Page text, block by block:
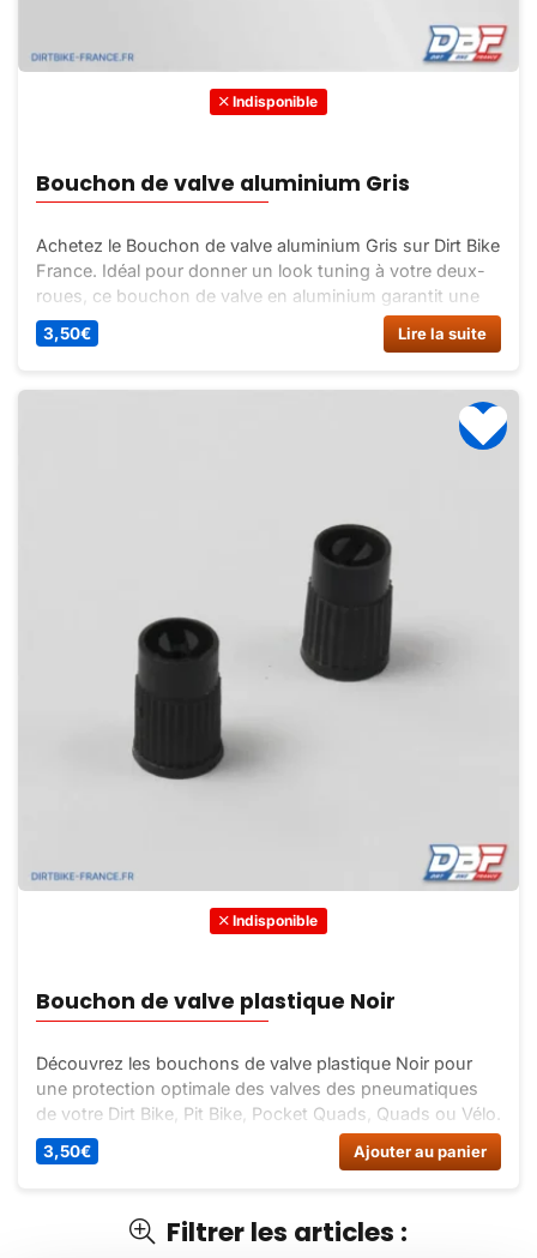
Filtrer les articles :
Indisponible
Bouchon de valve aluminium Gris
Achetez le Bouchon de valve aluminium Gris sur Dirt Bike
France. Idéal pour donner un look tuning à votre deux-
roues, ce bouchon de valve en aluminium garantit une
imperméabilité totale.
3,50€ Lire la suite
Indisponible
Bouchon de valve plastique Noir
Découvrez les bouchons de valve plastique Noir pour
une protection optimale des valves des pneumatiques
de votre Dirt Bike, Pit Bike, Pocket Quads, Quads ou Vélo.
Qualité supérieure et facilité d’installation.
3,50€ Ajouter au panier